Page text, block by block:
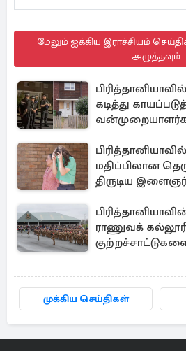
மேலும் ஐக்கிய இராச்சியம்
அழுத்தவும்
கடித்து
மதிப்பிலான
திருடிய இளைஞர்
ராணுவக் கல்லூரி
முக்கிய செய்திகள்